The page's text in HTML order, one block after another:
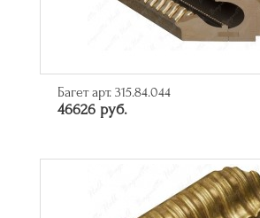
Багет арт. 315.84.044
46626 руб.